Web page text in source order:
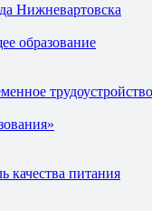
Нижневартовска
образование
качества питания